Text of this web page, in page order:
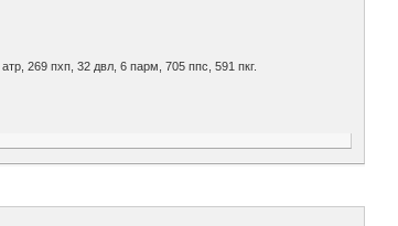
269 пхп, 32 двл, 6 парм, 705 ппс, 591 пкг.